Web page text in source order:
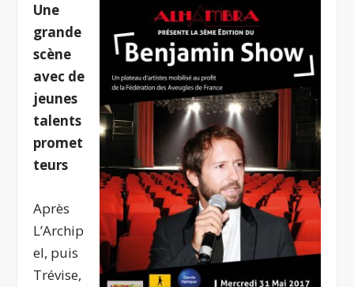
Une
grande
scène
avec de
jeunes
talents
promet
teurs
Après
L’Archip
el, puis
Trévise,